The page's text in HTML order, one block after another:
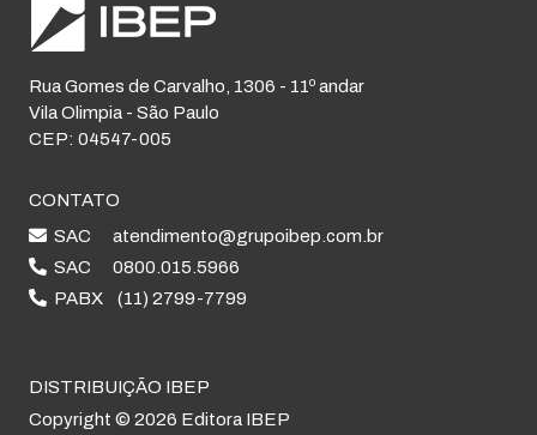
Rua Gomes de Carvalho, 1306 - 11º andar
Vila Olimpia - São Paulo
CEP: 04547-005
CONTATO
SAC atendimento@grupoibep.com.br
SAC 0800.015.5966
PABX (11) 2799-7799
DISTRIBUIÇÃO IBEP
Copyright © 2026 Editora IBEP